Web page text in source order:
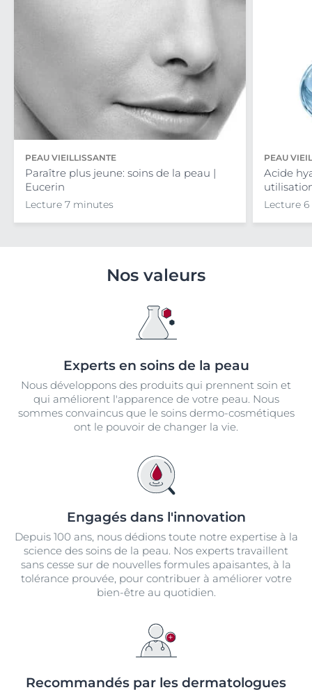
PEAU VIEILLISSANTE
Paraître plus jeune: soins de la peau |
Eucerin
Lecture 7 minutes
PEAU
Acide
Lecture
Nos valeurs
Experts en soins de la peau
Nous développons des produits qui prennent soin et
qui améliorent l'apparence de votre peau. Nous
sommes convaincus que le soins dermo-cosmétiques
ont le pouvoir de changer la vie.
Engagés dans l'innovation
Depuis 100 ans, nous dédions toute notre expertise à la
science des soins de la peau. Nos experts travaillent
sans cesse sur de nouvelles formules apaisantes, à la
tolérance prouvée, pour contribuer à améliorer votre
bien-être au quotidien.
Recommandés par les dermatologues